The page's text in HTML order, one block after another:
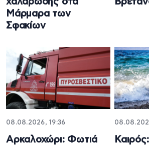
Μάρμαρα των
Σφακίων
08.08.2026, 19:36
Αρκαλοχώρι: Φωτιά